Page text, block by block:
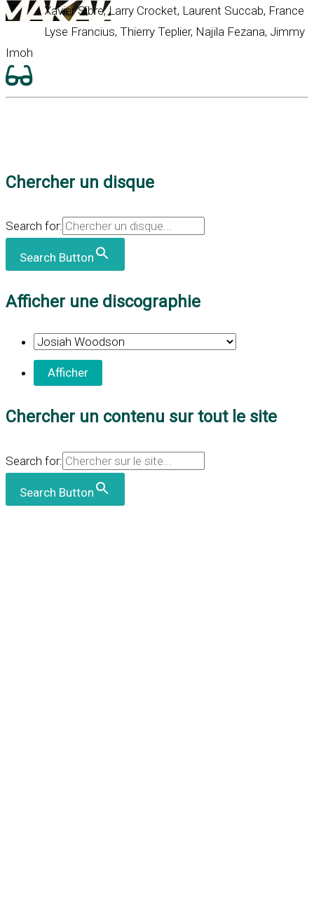
Xavier Sibre, Larry Crocket, Laurent Succab, France
Lyse Francius, Thierry Teplier, Najila Fezana, Jimmy
Imoh
Chercher un disque
Search for:
Search Button
Afficher une discographie
Chercher un contenu sur tout le site
Search for:
Search Button